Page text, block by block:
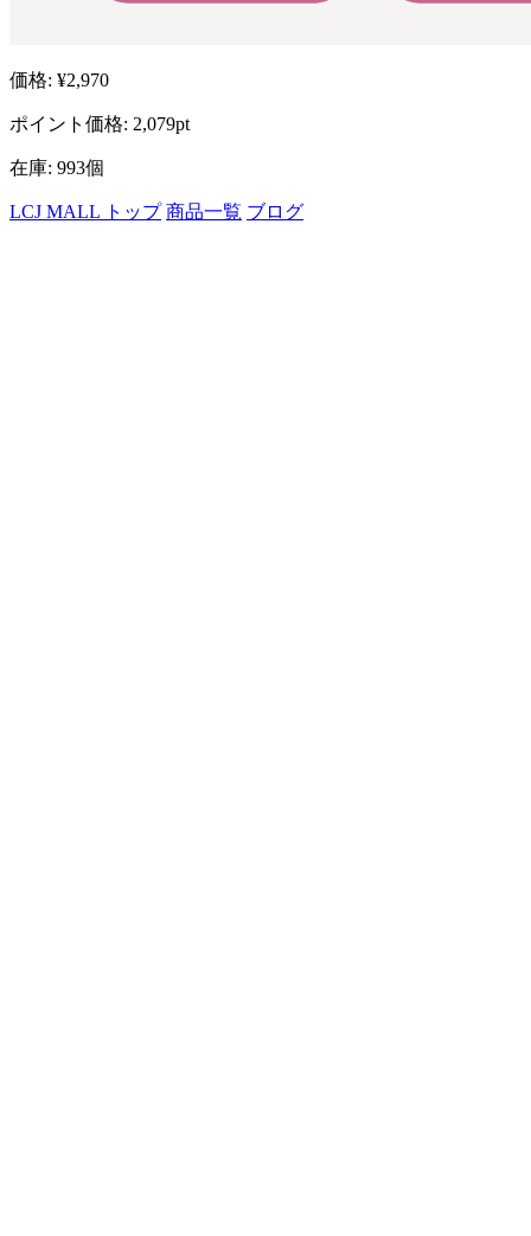
価格: ¥2,970
ポイント価格: 2,079pt
在庫: 993個
LCJ MALL トップ 商品一覧 ブログ